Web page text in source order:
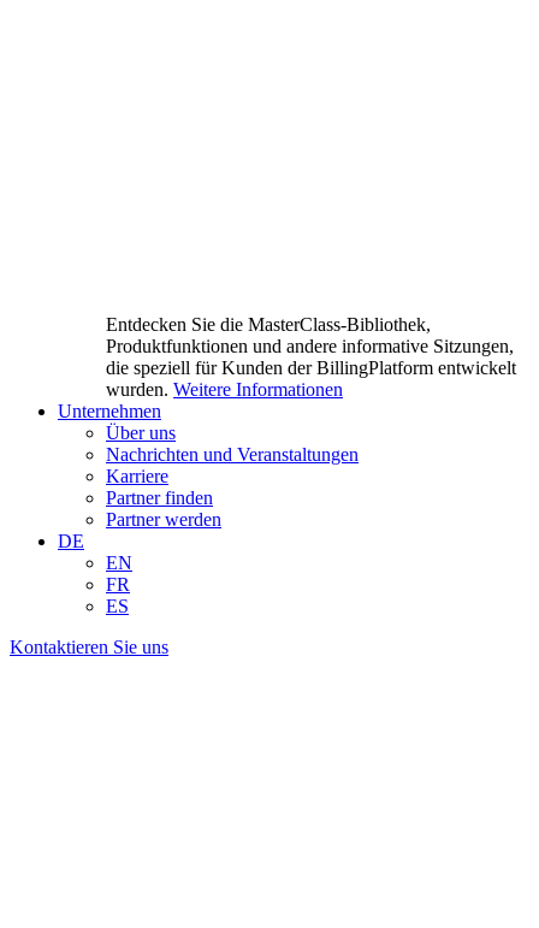
Entdecken Sie die MasterClass-Bibliothek,
Produktfunktionen und andere informative Sitzungen,
die speziell für Kunden der BillingPlatform entwickelt
wurden. Weitere Informationen
Unternehmen
Über uns
Nachrichten und Veranstaltungen
Karriere
Partner finden
Partner werden
DE
EN
FR
ES
Kontaktieren Sie uns